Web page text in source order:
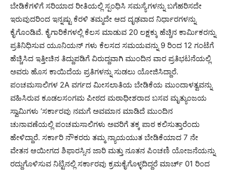
ಬೇಡಿಕೆಗಳಿಗೆ ಸರಿಯಾದ ರೀತಿಯಲ್ಲಿ ಸ್ಪಂಧಿಸಿ ಸಮಸ್ಯೆಗಳನ್ನು ಬಗೆಹರಿಸದೇ
ಇರುವುದರಿಂದ ಇನ್ನಷ್ಟು ಕೆರಳಿ ತಮ್ಮದೇ ಆದ ದೃಢವಾದ ನಿರ್ಧಾರಗಳನ್ನು
ಕೈಗೊಂಡಿವೆ. ಕೈಗಾರಿಕೆಗಳಲ್ಲಿ ಕೆಲಸ ಮಾಡುವ 20 ಲಕ್ಷಕ್ಕು ಹೆಚ್ಚಿನ ಕಾರ್ಮಿಕರನ್ನು
ಪ್ರತಿನಿಧಿಸುವ ಯೂನಿಯನ್ ಗಳು ಕೆಲಸದ ಸಮಯವನ್ನು 9 ರಿಂದ 12 ಗಂಟೆಗೆ
ಹೆಚ್ಚಿಸಿದ ಇತ್ತೀಚಿನ ತಿದ್ದುಪಡಿಗೆ ವಿರುದ್ದವಾಗಿ ಮುಂದಿನ ವಾರ ಪ್ರತಿಭಟನೆಯಲ್ಲಿ
ಅವರು ಹೊಸ ಕಾಯಿದೆಯ ಪ್ರತಿಗಳನ್ನು ಸುಡಲು ಯೋಜಿಸಿದ್ದಾರೆ.
ಪಂಚಮಸಾಲಿಗಳ 2A ವರ್ಗದ ಮೀಸಲಾತಿಯ ಬೇಡಿಕೆಯ ಮುಂದಾಳತ್ವವನ್ನು
ವಹಿಸಿರುವ ಕೂಡಲಸಂಗಮ ಪೀಠದ ಮಠಾಧೀಶರಾದ ಬಸವ ಮೃತ್ಯುಂಜಯ
ಸ್ವಾಮಿಗಳು ‘ಸರ್ಕಾರವು ನಮಗೆ ಅವಮಾನ ಮಾಡಿದೆ ಮುಂದಿನ
ಚುನಾವಣೆಯಲ್ಲಿ ಪಂಚಮಸಾಲಿಗಳು ಅವರಿಗೆ ತಕ್ಕ ಪಾಠ ಕಲಿಸುತ್ತಾರೆಂದು
ಹೇಳಿದ್ದಾರೆ. ಸರ್ಕಾರಿ ನೌಕರರು ತಮ್ಮ ನ್ಯಾಯಯುತ ಬೇಡಿಕೆಯಾದ 7 ನೇ
ವೇತನ ಆಯೀಗದ ಶಿಫಾರಸ್ಸಿನ ಜಾರಿ ಮತ್ತು ನೂತನ ಪಿಂಚಣಿ ಯೋಜನೆಯನ್ನು
ರದ್ದುಗೊಳಿಸುವ ನಿಟ್ಟಿನಲ್ಲಿ ಸರ್ಕಾರವು ಕ್ರಮಕೈಗೊಳ್ಳದಿದ್ದರೆ ಮಾರ್ಚ್ 01 ರಿಂದ